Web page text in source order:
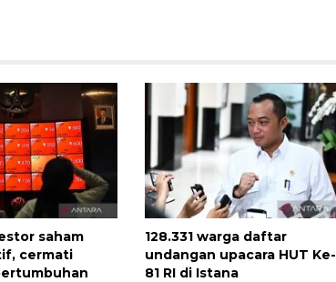
saham
cermati
128.331 warga daftar
undangan upacara HUT Ke-
81 RI di Istana
Basarnas hentikan operasi
kedaruratan KM Mutiara
Sentosa II
4 Agustus 2026 22:38